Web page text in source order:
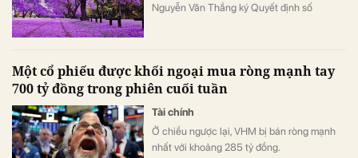
Nguyễn Văn Thắng ký Quyết định số
nhà nước tại doanh nghiệp nhà nước, doanh
nghiệp có vốn nhà nước.
Một cổ phiếu được khối ngoại mua ròng mạnh tay
700 tỷ đồng trong phiên cuối tuần
Tài chính
Ở chiều ngược lại, VHM bị bán ròng mạnh
nhất với khoảng 285 tỷ đồng.